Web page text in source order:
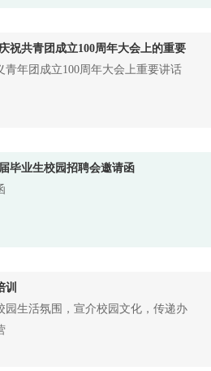
共青团成立100周年大会上的重要
年团成立100周年大会上重要讲话
毕业生校园招聘会邀请函
训
生活氛围，宣介校园文化，传递办